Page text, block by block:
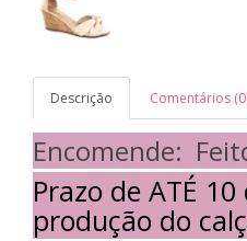
Descrição Comentários
Encomende:
Prazo de ATÉ
produção do